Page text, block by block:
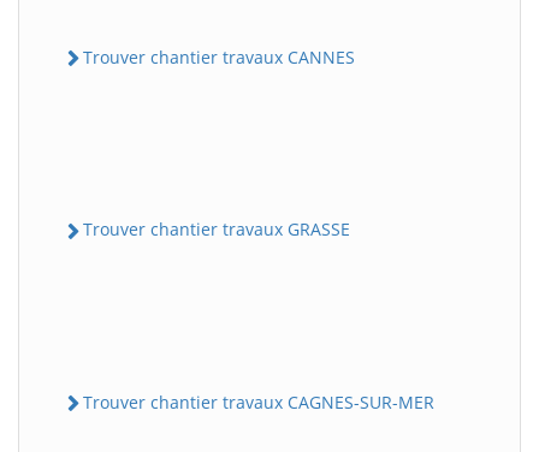
Trouver chantier travaux CANNES
Trouver chantier travaux GRASSE
Trouver chantier travaux CAGNES-SUR-MER